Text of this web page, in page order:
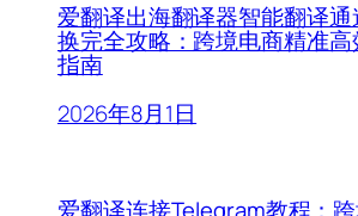
爱翻译出海翻译器智能翻译通
换完全攻略：跨境电商精准
指南
2026年8月1日